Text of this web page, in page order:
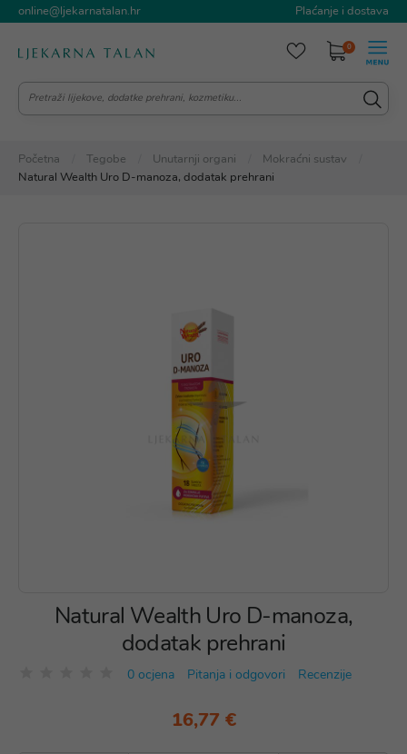
online@ljekarnatalan.hr Plaćanje i dostava
0
Početna Tegobe Unutarnji organi
Mokraćni sustav
Natural Wealth Uro D-manoza, dodatak prehrani
Natural Wealth Uro D-manoza,
dodatak prehrani
0 ocjena Pitanja i odgovori Recenzije
16,77 €